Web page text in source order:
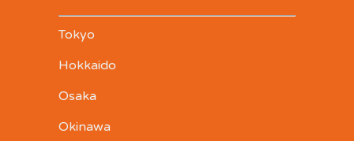
Tokyo
Hokkaido
Osaka
Okinawa